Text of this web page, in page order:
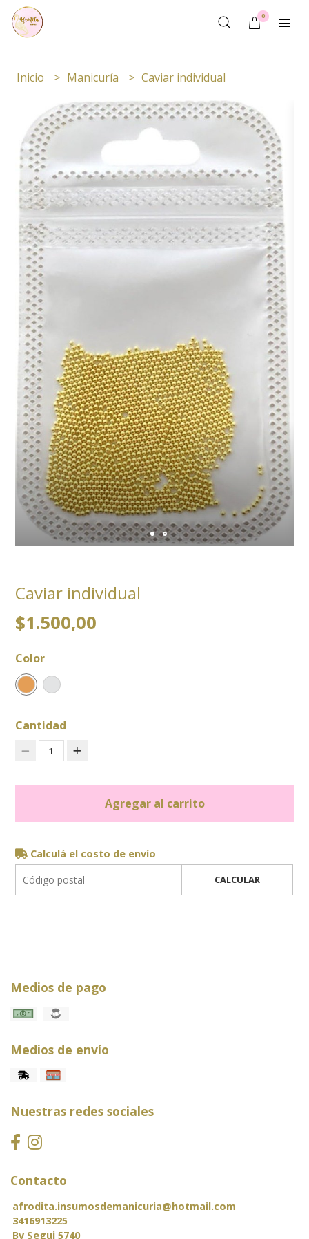
0
Inicio Manicuría Caviar individual
Caviar individual
$1.500,00
Color
Cantidad
1
Agregar al carrito
Calculá el costo de envío
CALCULAR
Medios de pago
Medios de envío
Nuestras redes sociales
Contacto
afrodita.insumosdemanicuria@hotmail.com
3416913225
Bv Segui 5740